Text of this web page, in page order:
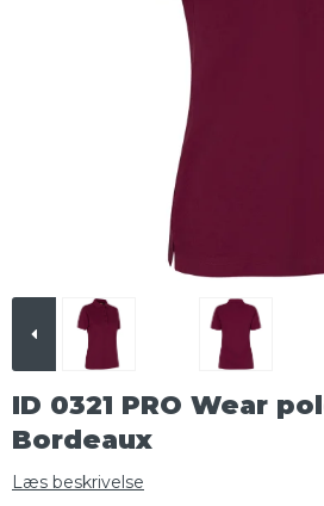
ID 0321 PRO Wear
Bordeaux
Læs beskrivelse